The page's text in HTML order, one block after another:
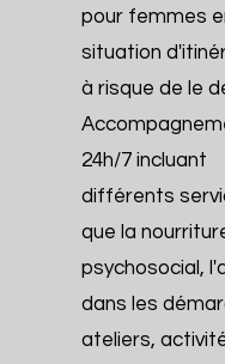
pour femmes
situation
à risque de le
24h/7 incluant
différents
que la
psychosocial,
dans les
ateliers,